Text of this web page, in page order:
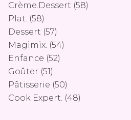
Crème.dessert (58)
Plat. (58)
Dessert (57)
Magimix. (54)
Enfance (52)
Goûter (51)
Pâtisserie (50)
Cook Expert. (48)